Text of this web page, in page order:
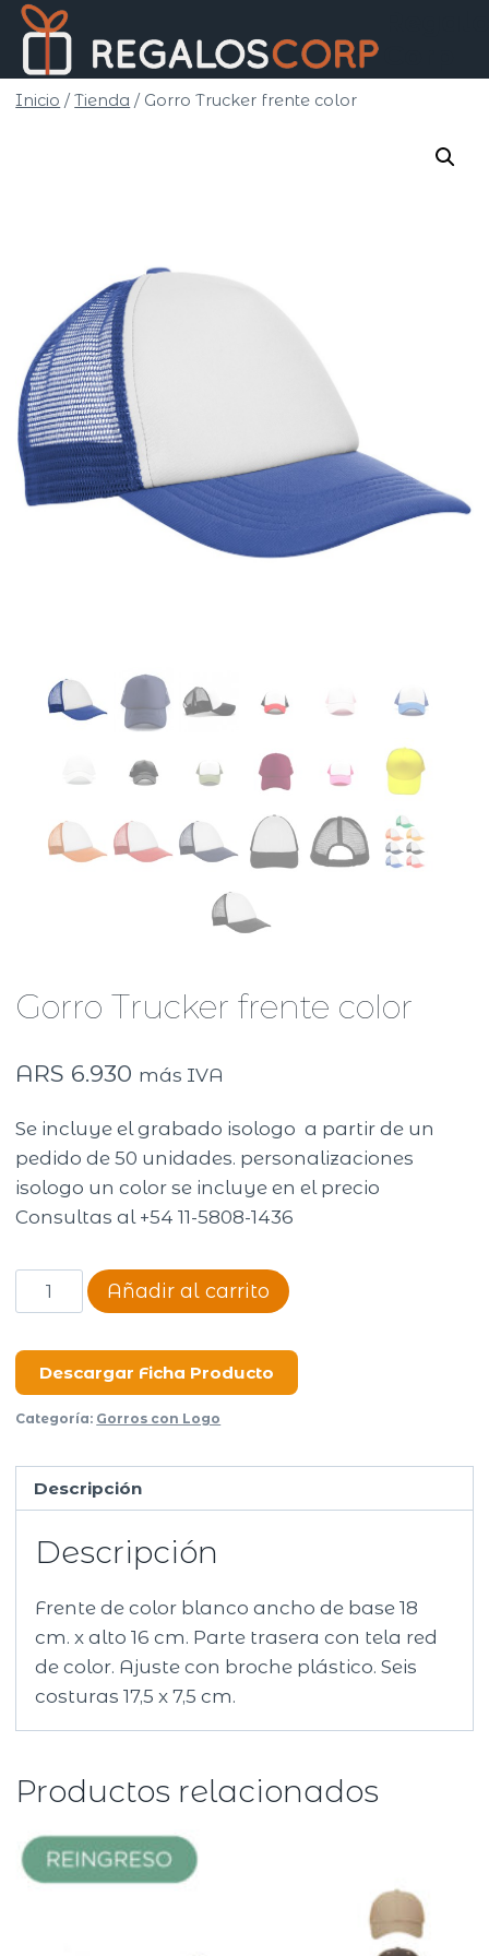
Saltar
contenido
Inicio / Tienda / Gorro Trucker frente color
Gorro Trucker frente color
ARS 6.930 más IVA
Se incluye el grabado isologo a partir de un
pedido de 50 unidades. personalizaciones
isologo un color se incluye en el precio
Consultas al +54 11-5808-1436
Gorro
Trucker
color
cantidad
Añadir al carrito
Descargar Ficha Producto
Categoría: Gorros con Logo
Descripción
Descripción
Frente de color blanco ancho de base 18
cm. x alto 16 cm. Parte trasera con tela red
de color. Ajuste con broche plástico. Seis
costuras 17,5 x 7,5 cm.
Productos relacionados